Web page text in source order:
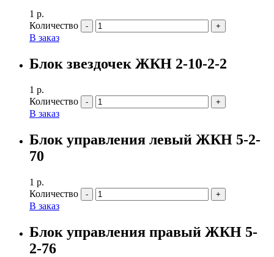
1 р.
Количество
В заказ
Блок звездочек ЖКН 2-10-2-2
1 р.
Количество
В заказ
Блок управления левый ЖКН 5-2-
70
1 р.
Количество
В заказ
Блок управления правый ЖКН 5-
2-76